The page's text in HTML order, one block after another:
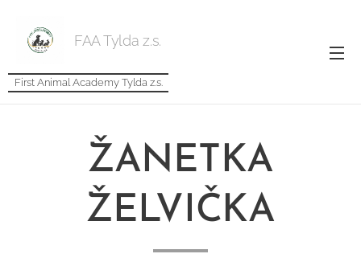
FAA Tylda z.s.
First Animal Academy Tylda z.s.
ŽANETKA
ŽELVIČKA